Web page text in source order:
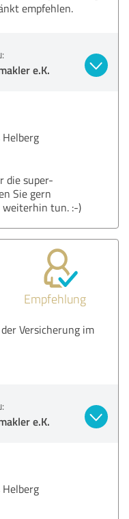
empfehlen.
e.K.
die super-
Sie gern
tun. :-)
Empfehlung
Versicherung im
e.K.